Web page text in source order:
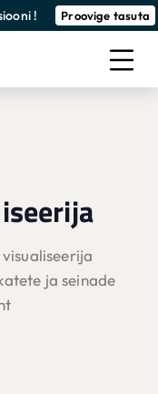
! Proovige tasuta
ja seinade